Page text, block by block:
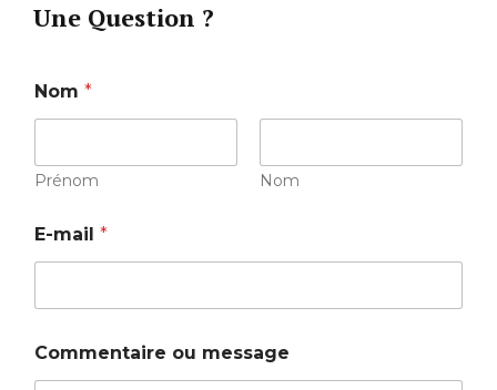
Une Question ?
Nom *
Prénom Nom
E-mail *
-
m
Commentaire ou message